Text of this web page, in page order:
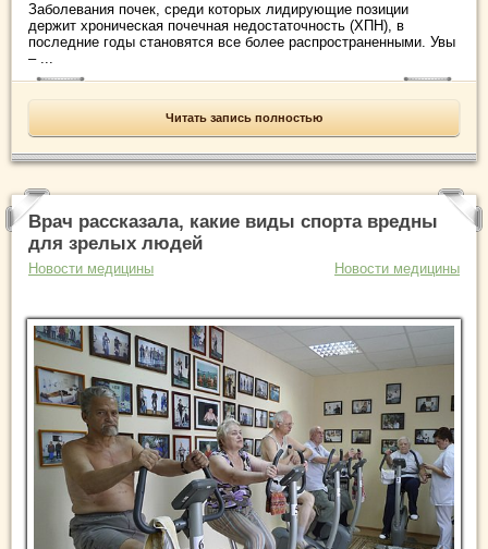
Заболевания почек, среди которых лидирующие позиции
держит хроническая почечная недостаточность (ХПН), в
последние годы становятся все более распространенными. Увы
– ...
Читать запись полностью
Врач рассказала, какие виды спорта вредны
для зрелых людей
Новости медицины Новости медицины